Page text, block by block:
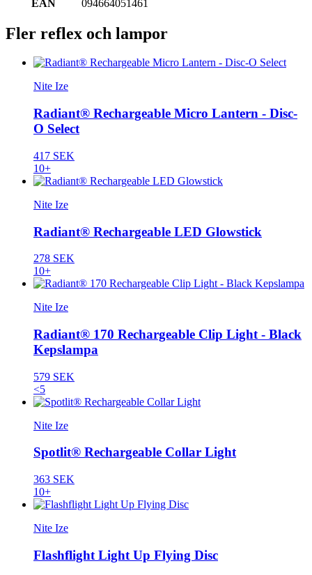
EAN
094664051461
Fler reflex och lampor
Nite Ize
Radiant® Rechargeable Micro Lantern - Disc-
O Select
417 SEK
10+
Nite Ize
Radiant® Rechargeable LED Glowstick
278 SEK
10+
Nite Ize
Radiant® 170 Rechargeable Clip Light - Black
Kepslampa
579 SEK
<5
Nite Ize
Spotlit® Rechargeable Collar Light
363 SEK
10+
Nite Ize
Flashflight Light Up Flying Disc